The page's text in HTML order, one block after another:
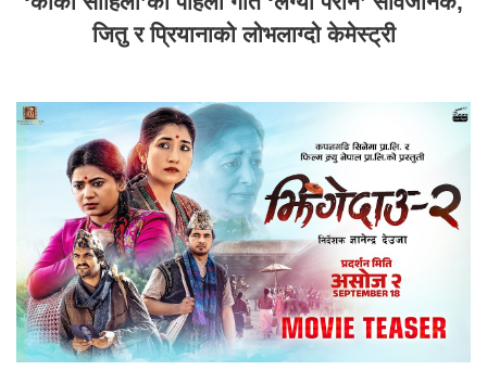
जितु र प्रियानाको लोभलाग्दो केमेस्ट्री